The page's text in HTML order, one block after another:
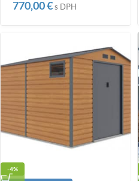
770,00€s DPH
-4%